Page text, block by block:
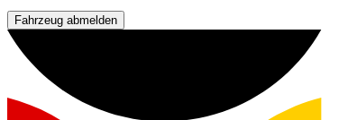
Fahrzeug abmelden